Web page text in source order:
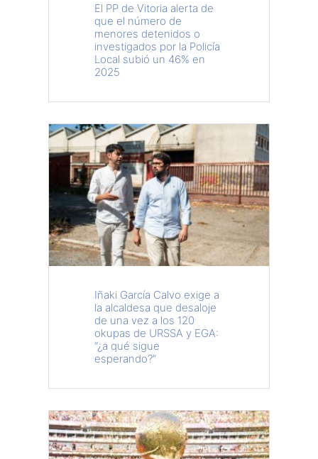
El PP de Vitoria alerta de
que el número de
menores detenidos o
investigados por la Policía
Local subió un 46% en
2025
Iñaki García Calvo exige a
la alcaldesa que desaloje
de una vez a los 120
okupas de URSSA y EGA:
“¿a qué sigue
esperando?”